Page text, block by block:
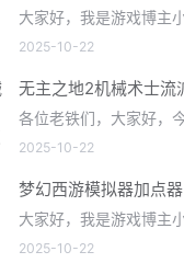
2025-10-22
2025-10-22
梦幻西游模拟器加点器
2025-10-22